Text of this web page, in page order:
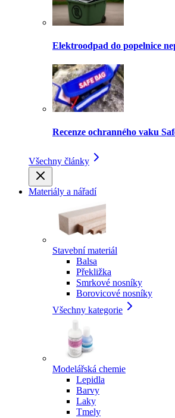
Elektroodpad do popelnice
Recenze ochranného vaku
Všechny články
Materiály a nářadí
Stavební materiál
Balsa
Překližka
Smrkové nosníky
Borovicové nosníky
Všechny kategorie
Modelářská chemie
Lepidla
Barvy
Laky
Tmely